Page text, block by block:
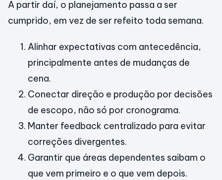
A partir daí, o planejamento passa a ser
cumprido, em vez de ser refeito toda semana.
Alinhar expectativas com antecedência,
principalmente antes de mudanças de
cena.
Conectar direção e produção por decisões
de escopo, não só por cronograma.
Manter feedback centralizado para evitar
correções divergentes.
Garantir que áreas dependentes saibam o
que vem primeiro e o que vem depois.